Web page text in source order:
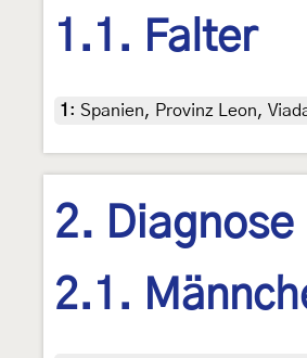
1.1. Falter
1 : Spanien, Provinz Leon,
2. Diagnose
2.1.